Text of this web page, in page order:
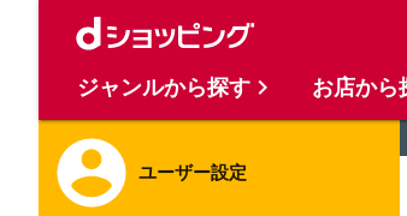
ユーザー設定
ジャンルから探す お店から